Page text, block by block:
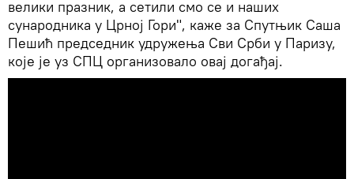
велики празник, а сетили смо се и наших
сународника у Црној Гори", каже за Спутњик Саша
Пешић председник удружења Сви Срби у Паризу,
које је уз СПЦ организовало овај догађај.